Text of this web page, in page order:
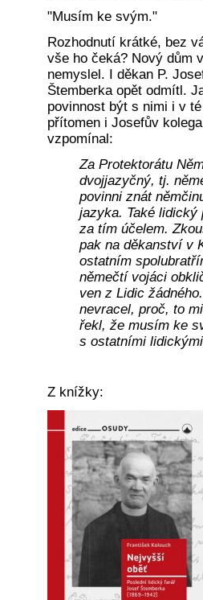
"Musím ke svým."
Rozhodnutí krátké, bez
vše ho čeká? Nový dům
nemyslel. I děkan P.
Štemberka opět odmítl.
povinnost být s nimi i v
přítomen i Josefův
vzpomínal:
Za Protektorátu
dvojjazyčný, tj.
povinni znát
jazyka. Také lidický
za tím účelem.
pak na děkanství v
ostatním
němečtí vojáci
ven z Lidic
nevracel, proč, to
řekl, že musím ke
s ostatními
Z knížky: